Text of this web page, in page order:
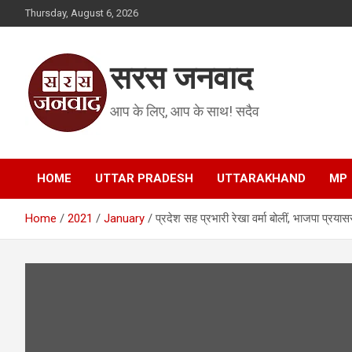
to
Thursday, August 6, 2026
सरस जनवाद
आप के लिए, आप के साथ! सदैव
HOME UTTAR PRADESH UTTARAKHAND MP
Home 2021 January प्रदेश सह प्रभारी रेखा वर्मा बोलीं, भाजपा